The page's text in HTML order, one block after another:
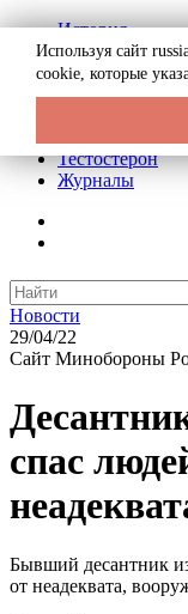
История
Биография
Криминал
Реклама на
Тестостерон
Журналы
Новости
29/04/22
Сайт Минобороны
спас
Бывший десантник
от неадеквата,
Используя сайт
cookie, которые